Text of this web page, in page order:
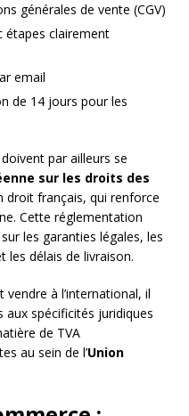
générales de vente (CGV)
étapes clairement
email
de 14 jours pour les
doivent par ailleurs se
sur les droits des
droit français, qui renforce
Cette réglementation
les garanties légales, les
les délais de livraison.
à l’international, il
aux spécificités juridiques
de TVA
au sein de l’Union